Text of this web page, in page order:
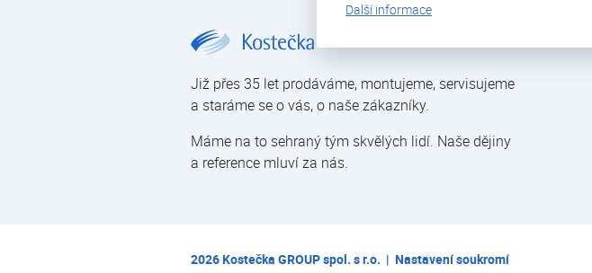
Další informace
Již přes 35 let prodáváme, montujeme, servisujeme
a staráme se o vás, o naše zákazníky.
Máme na to sehraný tým skvělých lidí. Naše dějiny
a reference mluví za nás.
2026Kostečka GROUP spol. s r.o. | Nastavení soukromí